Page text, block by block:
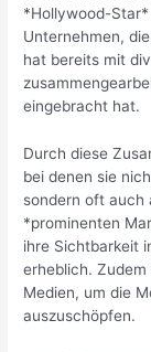
*Hollywood-
Unternehmen,
hat bereits mit
eingebracht hat.
Durch diese
bei denen sie
sondern oft auch
*prominenten
ihre Sichtbarkeit
erheblich.
Medien, um die
auszuschöpfen.